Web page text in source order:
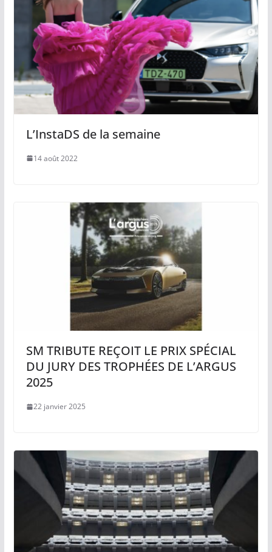
L’InstaDS de la semaine
14 août 2022
SM TRIBUTE REÇOIT LE PRIX SPÉCIAL
DU JURY DES TROPHÉES DE L’ARGUS
2025
22 janvier 2025